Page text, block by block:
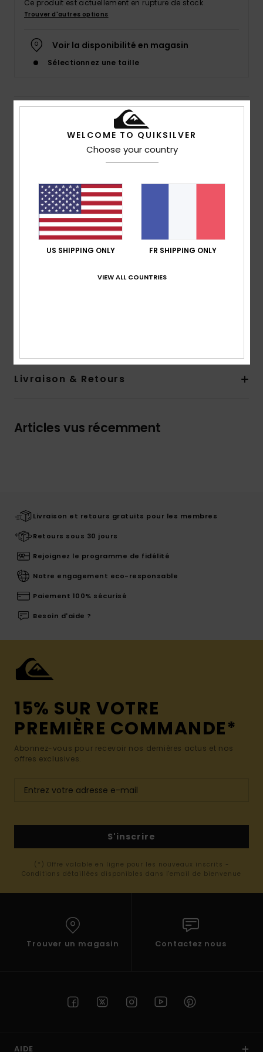
Ce produit est actuellement en rupture de stock.
Trouver d'autres options
Voir la disponibilité en magasin
Sélectionnez une taille
Details & caractéristiques
T-shirt Blanc Homme
Code couleur
Caractéristiques
Matière :jersey de coton [160 g/m²]
Coupe :coupe regular
Col :col rond
Livraison & Retours
Articles vus récemment
Livraison et retours gratuits pour les membres
Retours sous 30 jours
Rejoignez le programme de fidélité
Notre engagement eco-responsable
Paiement 100% sécurisé
Besoin d'aide ?
15% SUR VOTRE
PREMIÈRE COMMANDE*
Abonnez-vous pour recevoir nos dernières actus et nos
offres exclusives.
S'inscrire
(*) Offre valable en ligne pour les nouveaux inscrits -
Conditions détaillées disponibles dans l'email de bienvenue
Trouver un magasin Contactez nous
AIDE
WELCOME TO QUIKSILVER
Choose your country
US SHIPPING ONLY FR SHIPPING ONLY
VIEW ALL COUNTRIES